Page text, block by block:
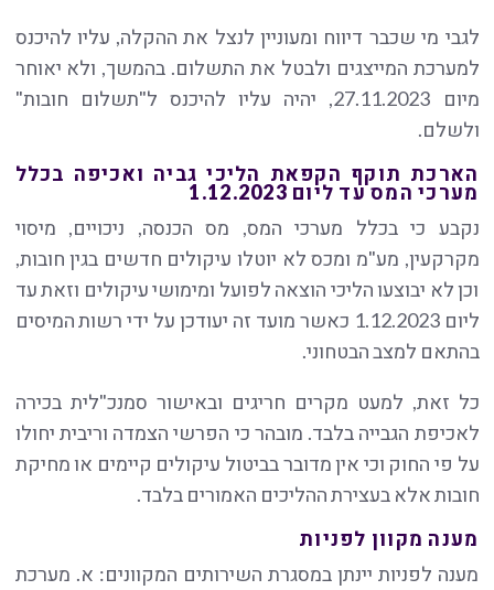
לגבי מי שכבר דיווח ומעוניין לנצל את ההקלה, עליו להיכנס
למערכת המייצגים ולבטל את התשלום. בהמשך, ולא יאוחר
מיום 27.11.2023, יהיה עליו להיכנס ל"תשלום חובות"
ולשלם.
הארכת תוקף הקפאת הליכי גביה ואכיפה בכלל
מערכי המס עד ליום 1.12.2023
נקבע כי בכלל מערכי המס, מס הכנסה, ניכויים, מיסוי
מקרקעין, מע"מ ומכס לא יוטלו עיקולים חדשים בגין חובות,
וכן לא יבוצעו הליכי הוצאה לפועל ומימושי עיקולים וזאת עד
ליום 1.12.2023 כאשר מועד זה יעודכן על ידי רשות המיסים
בהתאם למצב הבטחוני.
כל זאת, למעט מקרים חריגים ובאישור סמנכ"לית בכירה
לאכיפת הגבייה בלבד. מובהר כי הפרשי הצמדה וריבית יחולו
על פי החוק וכי אין מדובר בביטול עיקולים קיימים או מחיקת
חובות אלא בעצירת ההליכים האמורים בלבד.
מענה מקוון לפניות
מענה לפניות יינתן במסגרת השירותים המקוונים: א. מערכת